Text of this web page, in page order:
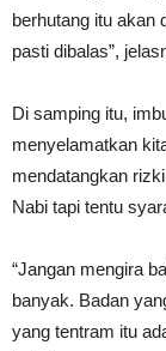
berhutang itu akan
pasti dibalas”,
Di samping itu,
menyelamatkan
mendatangkan
Nabi tapi tentu
“Jangan mengira
banyak. Badan
yang tentram itu